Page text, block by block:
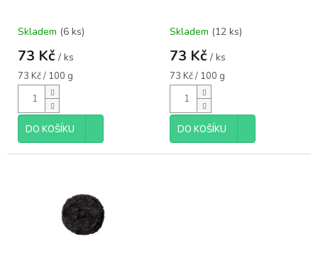
t
ů
Skladem (6 ks)
73 Kč / ks
Měrná
cena:
73 Kč / 100 g
DO KOŠÍKU
Skladem (12 ks)
73 Kč / ks
Měrná
cena:
73 Kč / 100 g
DO KOŠÍKU